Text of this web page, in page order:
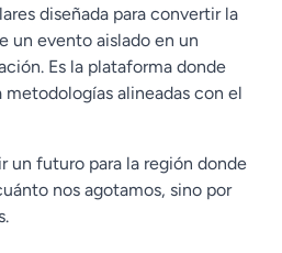
diseñada para convertir la
un evento aislado en un
Es la plataforma donde
alineadas con el
un futuro para la región donde
nos agotamos, sino por